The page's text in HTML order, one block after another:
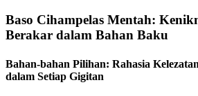
Baso Cihampelas Mentah:
Berakar dalam Bahan Baku
Bahan-bahan Pilihan: Rahasia
dalam Setiap Gigitan